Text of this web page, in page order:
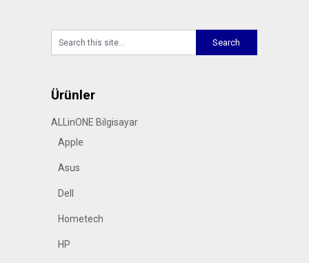
Ürünler
ALLinONE Bilgisayar
Apple
Asus
Dell
Hometech
HP